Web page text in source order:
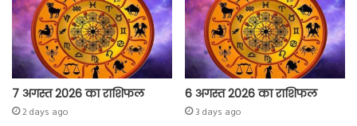
7 अगस्त 2026 का राशिफल
2 days ago
6 अगस्त 2026 का राशिफल
3 days ago